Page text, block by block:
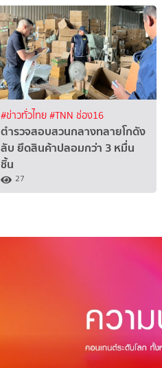
#ข่าวทั่วไทย#TNN ช่อง16
ตำรวจสอบสวนกลางทลายโกดัง
ลับ ยึดสินค้าปลอมกว่า 3 หมื่น
ชิ้น
27